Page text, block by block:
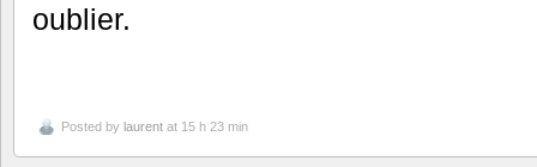
oublier.
Posted by laurent at 15 h 23 min